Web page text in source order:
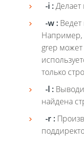
-i :
-w :
Например,
grep может
только
-l :
найдена
-r :